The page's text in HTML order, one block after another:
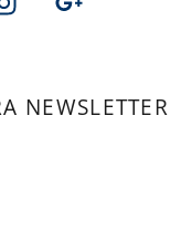
NEWSLETTER